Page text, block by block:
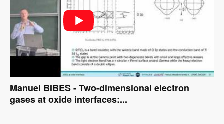
Manuel BIBES - Two-dimensional electron
gases at oxide interfaces:...